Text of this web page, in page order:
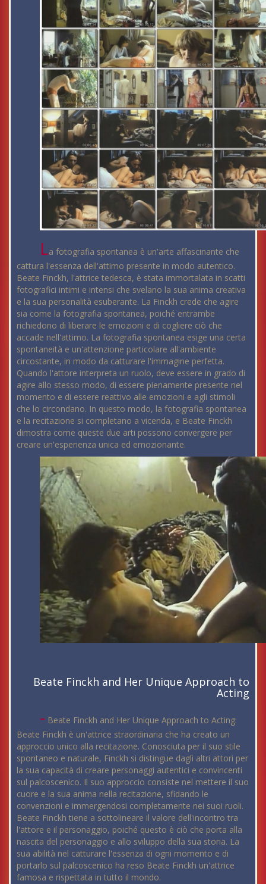
La fotografia spontanea è un'arte affascinante che
cattura l'essenza dell'attimo presente in modo autentico.
Beate Finckh, l'attrice tedesca, è stata immortalata in scatti
fotografici intimi e intensi che svelano la sua anima creativa
e la sua personalità esuberante. La Finckh crede che agire
sia come la fotografia spontanea, poiché entrambe
richiedono di liberare le emozioni e di cogliere ciò che
accade nell'attimo. La fotografia spontanea esige una certa
spontaneità e un'attenzione particolare all'ambiente
circostante, in modo da catturare l'immagine perfetta.
Quando l'attore interpreta un ruolo, deve essere in grado di
agire allo stesso modo, di essere pienamente presente nel
momento e di essere reattivo alle emozioni e agli stimoli
che lo circondano. In questo modo, la fotografia spontanea
e la recitazione si completano a vicenda, e Beate Finckh
dimostra come queste due arti possono convergere per
creare un'esperienza unica ed emozionante.
Beate Finckh and Her Unique Approach to
Acting
- Beate Finckh and Her Unique Approach to Acting:
Beate Finckh è un'attrice straordinaria che ha creato un
approccio unico alla recitazione. Conosciuta per il suo stile
spontaneo e naturale, Finckh si distingue dagli altri attori per
la sua capacità di creare personaggi autentici e convincenti
sul palcoscenico. Il suo approccio consiste nel mettere il suo
cuore e la sua anima nella recitazione, sfidando le
convenzioni e immergendosi completamente nei suoi ruoli.
Beate Finckh tiene a sottolineare il valore dell'incontro tra
l'attore e il personaggio, poiché questo è ciò che porta alla
nascita del personaggio e allo sviluppo della sua storia. La
sua abilità nel catturare l'essenza di ogni momento e di
portarlo sul palcoscenico ha reso Beate Finckh un'attrice
famosa e rispettata in tutto il mondo.